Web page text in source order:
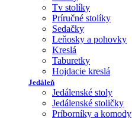
Tv stolíky
Príručné stolíky
Sedačky
Leňosky a pohovky
Kreslá
Taburetky
Hojdacie kreslá
Jedáleň
Jedálenské stoly
Jedálenské stoličky
Príborníky a komody